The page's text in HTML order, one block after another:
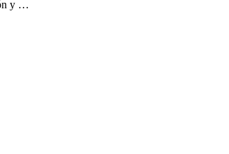
y …